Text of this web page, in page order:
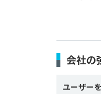
会社の
ユーザー